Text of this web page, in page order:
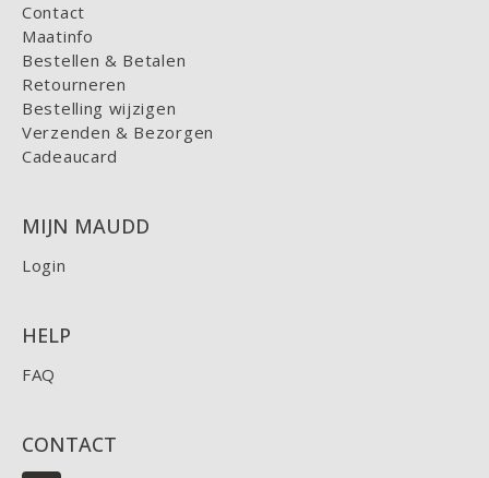
Contact
Maatinfo
Bestellen & Betalen
Retourneren
Bestelling wijzigen
Verzenden & Bezorgen
Cadeaucard
MIJN MAUDD
Login
HELP
FAQ
CONTACT